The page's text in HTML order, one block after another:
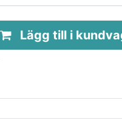
Lägg till i